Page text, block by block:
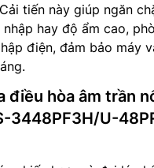
tiến này giúp ngăn
hay độ ẩm cao,
điện, đảm bảo máy
điều hòa âm trần
3448PF3H/U-